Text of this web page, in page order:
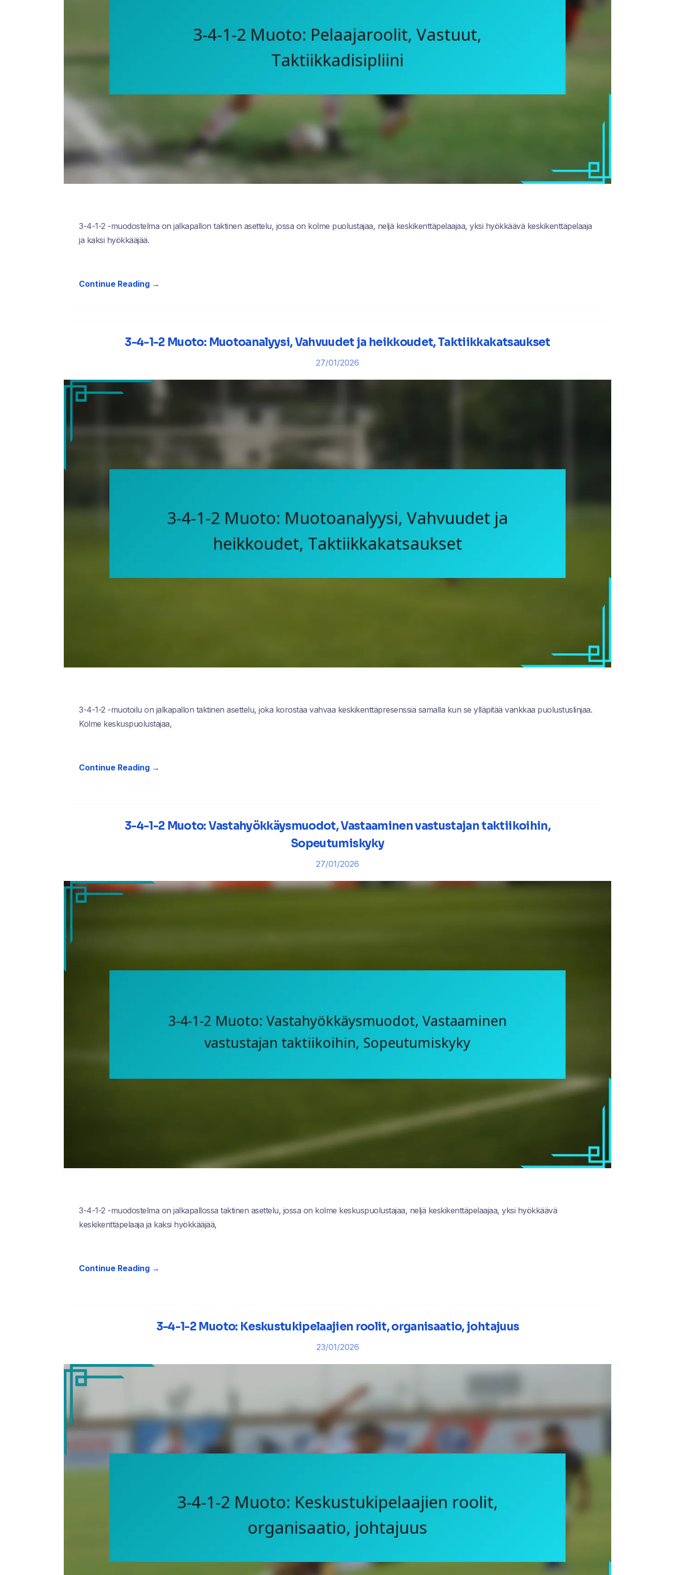
3-4-1-2 -muodostelma on jalkapallon taktinen asettelu, jossa on kolme puolustajaa, neljä keskikenttäpelaajaa, yksi hyökkäävä keskikenttäpelaaja
ja kaksi hyökkääjää.
Continue Reading →
3-4-1-2 Muoto: Muotoanalyysi, Vahvuudet ja heikkoudet, Taktiikkakatsaukset
27/01/2026
3-4-1-2 -muotoilu on jalkapallon taktinen asettelu, joka korostaa vahvaa keskikenttäpresenssiä samalla kun se ylläpitää vankkaa puolustuslinjaa.
Kolme keskuspuolustajaa,
Continue Reading →
3-4-1-2 Muoto: Vastahyökkäysmuodot, Vastaaminen vastustajan taktiikoihin,
Sopeutumiskyky
27/01/2026
3-4-1-2 -muodostelma on jalkapallossa taktinen asettelu, jossa on kolme keskuspuolustajaa, neljä keskikenttäpelaajaa, yksi hyökkäävä
keskikenttäpelaaja ja kaksi hyökkääjää,
Continue Reading →
3-4-1-2 Muoto: Keskustukipelaajien roolit, organisaatio, johtajuus
23/01/2026